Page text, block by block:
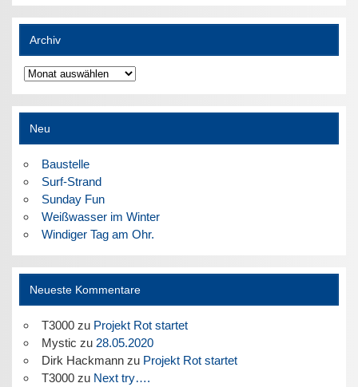
Archiv
Archiv
Neu
Baustelle
Surf-Strand
Sunday Fun
Weißwasser im Winter
Windiger Tag am Ohr.
Neueste Kommentare
T3000zu Projekt Rot startet
Mystic zu 28.05.2020
Dirk Hackmannzu Projekt Rot startet
T3000zu Next try….